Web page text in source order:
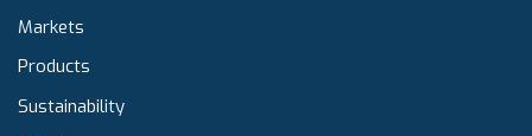
Markets
Products
Sustainability